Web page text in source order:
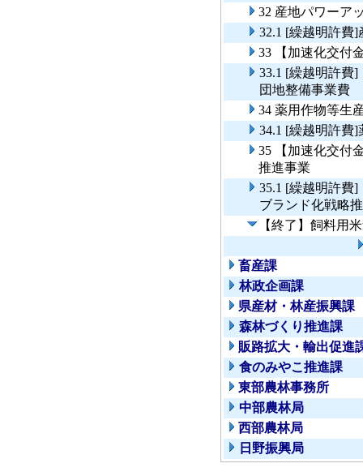
32 産地パワーア
32.1 [繰越明許費
33 【加速化交付
33.1 [繰越明許費
団地整備事業費
34 薬用作物等
34.1 [繰越明許費
35 【加速化交付
推進事業
35.1 [繰越明許費
ブランド化戦略
【終了】飼料用
畜産課
林政企画課
県産材・林産振興課
森林づくり推進課
販路拡大・輸出促進
食のみやこ推進課
東部農林事務所
中部農林局
西部農林局
日野振興局